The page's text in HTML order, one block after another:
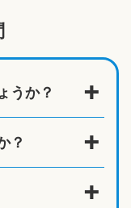
うか？
？